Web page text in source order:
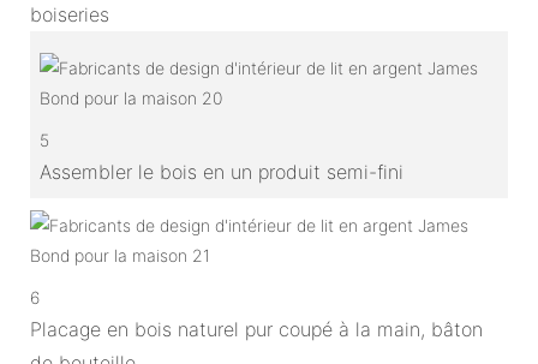
boiseries
5
Assembler le bois en un produit semi-fini
6
Placage en bois naturel pur coupé à la main, bâton